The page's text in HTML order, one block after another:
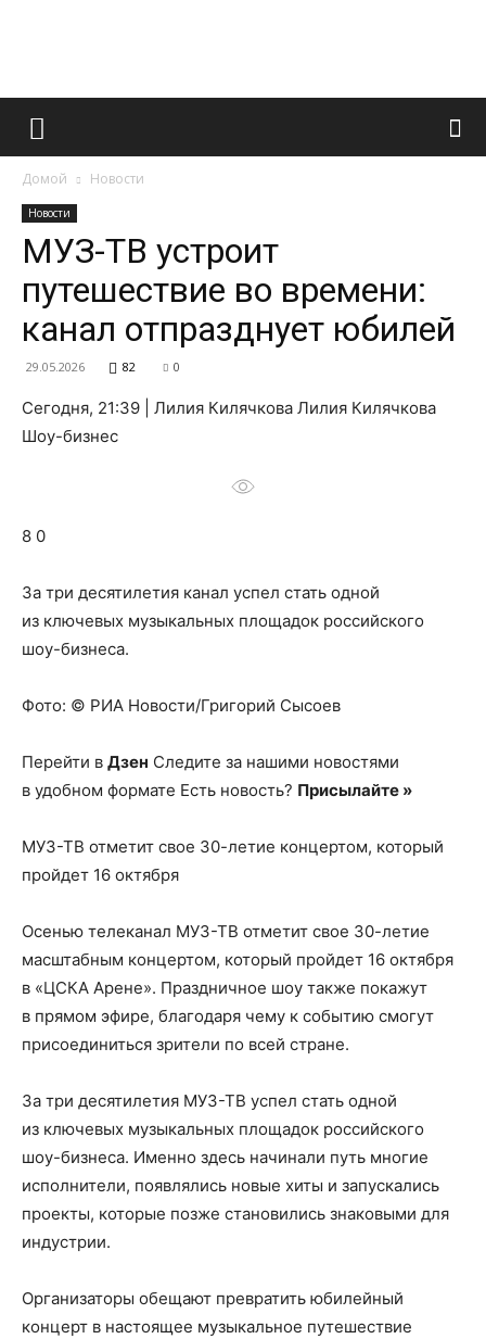
Французский
и
о
нем
Домой Новости
Новости
МУЗ-ТВ устроит
путешествие во времени:
канал отпразднует юбилей
29.05.2026 82 0
Сегодня, 21:39 | Лилия Килячкова Лилия Килячкова
Шоу-бизнес
8 0
За три десятилетия канал успел стать одной
из ключевых музыкальных площадок российского
шоу-бизнеса.
Фото: © РИА Новости/Григорий Сысоев
Перейти в Дзен Следите за нашими новостями
в удобном формате Есть новость? Присылайте »
МУЗ-ТВ отметит свое 30-летие концертом, который
пройдет 16 октября
Осенью телеканал МУЗ-ТВ отметит свое 30-летие
масштабным концертом, который пройдет 16 октября
в «ЦСКА Арене». Праздничное шоу также покажут
в прямом эфире, благодаря чему к событию смогут
присоединиться зрители по всей стране.
За три десятилетия МУЗ-ТВ успел стать одной
из ключевых музыкальных площадок российского
шоу-бизнеса. Именно здесь начинали путь многие
исполнители, появлялись новые хиты и запускались
проекты, которые позже становились знаковыми для
индустрии.
Организаторы обещают превратить юбилейный
концерт в настоящее музыкальное путешествие